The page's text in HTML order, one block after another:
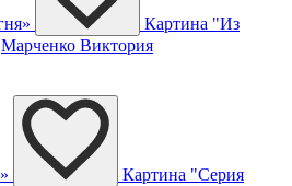
Картина "Из
Марченко Виктория
Картина "Серия